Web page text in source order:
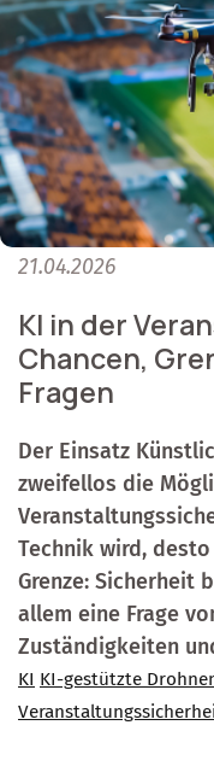
21.04.2026
KI in der
Chancen,
Fragen
Der Einsatz
zweifellos die
Technik wird,
Grenze: Sicherheit
allem eine Frage
Zuständigkeiten
KI KI-gestützte